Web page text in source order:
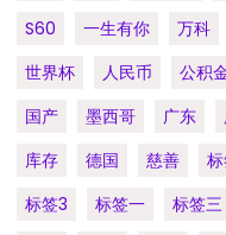
S60
一生有你 万科
世界杯
人民币 公积
国产
墨西哥 广东
库存
德国 慈善 标
标签3
标签一 标签三